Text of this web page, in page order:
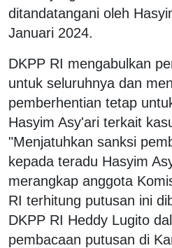
ditandatangani oleh
Januari 2024.
DKPP RI mengabulkan
untuk seluruhnya dan
pemberhentian tetap
Hasyim Asy'ari terkait
"Menjatuhkan sanksi
kepada teradu Hasyim
merangkap anggota
RI terhitung putusan ini
DKPP RI Heddy Lugito
pembacaan putusan di